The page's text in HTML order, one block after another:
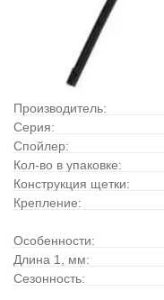
Производитель:
Серия:
Спойлер:
Кол-во в упаковке:
Конструкция щетки:
Крепление:
Особенности:
Длина 1, мм:
Сезонность: